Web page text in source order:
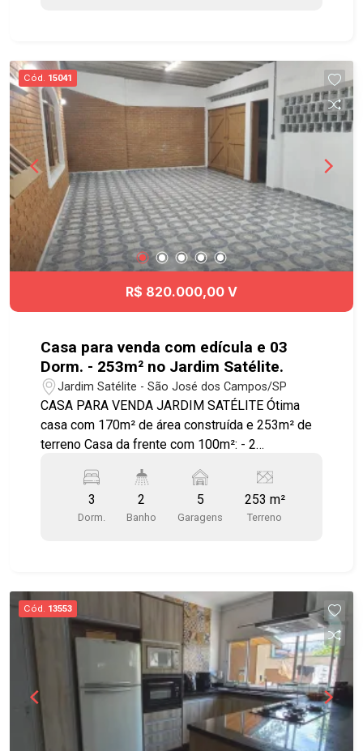
Cód. 15041
R$ 820.000,00 V
Casa para venda com edícula e 03
Dorm. - 253m² no Jardim Satélite.
Jardim Satélite - São José dos Campos/SP
CASA PARA VENDA JARDIM SATÉLITE Ótima
casa com 170m² de área construída e 253m² de
terreno Casa da frente com 100m²: - 2
Área de serviço - 5 vagas de garagem cobertas -
Excelente quintal Edícula com 70m²: - 1
dormitório - Sala - Cozinha - Banheiro - Área de
3
Dorm.
2
Banho
5
Garagens
253 m²
Terreno
Cód. 13553